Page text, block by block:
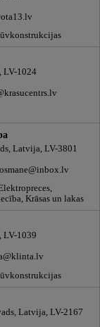
LV-1024
Latvija, LV-3801
Krāsas un lakas
LV-1039
Latvija, LV-2167